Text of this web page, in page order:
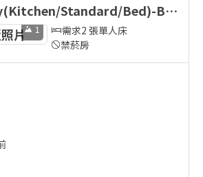
Standard/Bed)-Be
Assigned
1
需求2 張單人床
禁菸房